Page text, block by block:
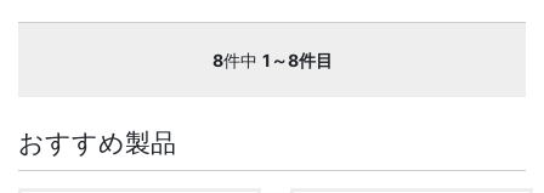
8件中 1～8件目
おすすめ製品